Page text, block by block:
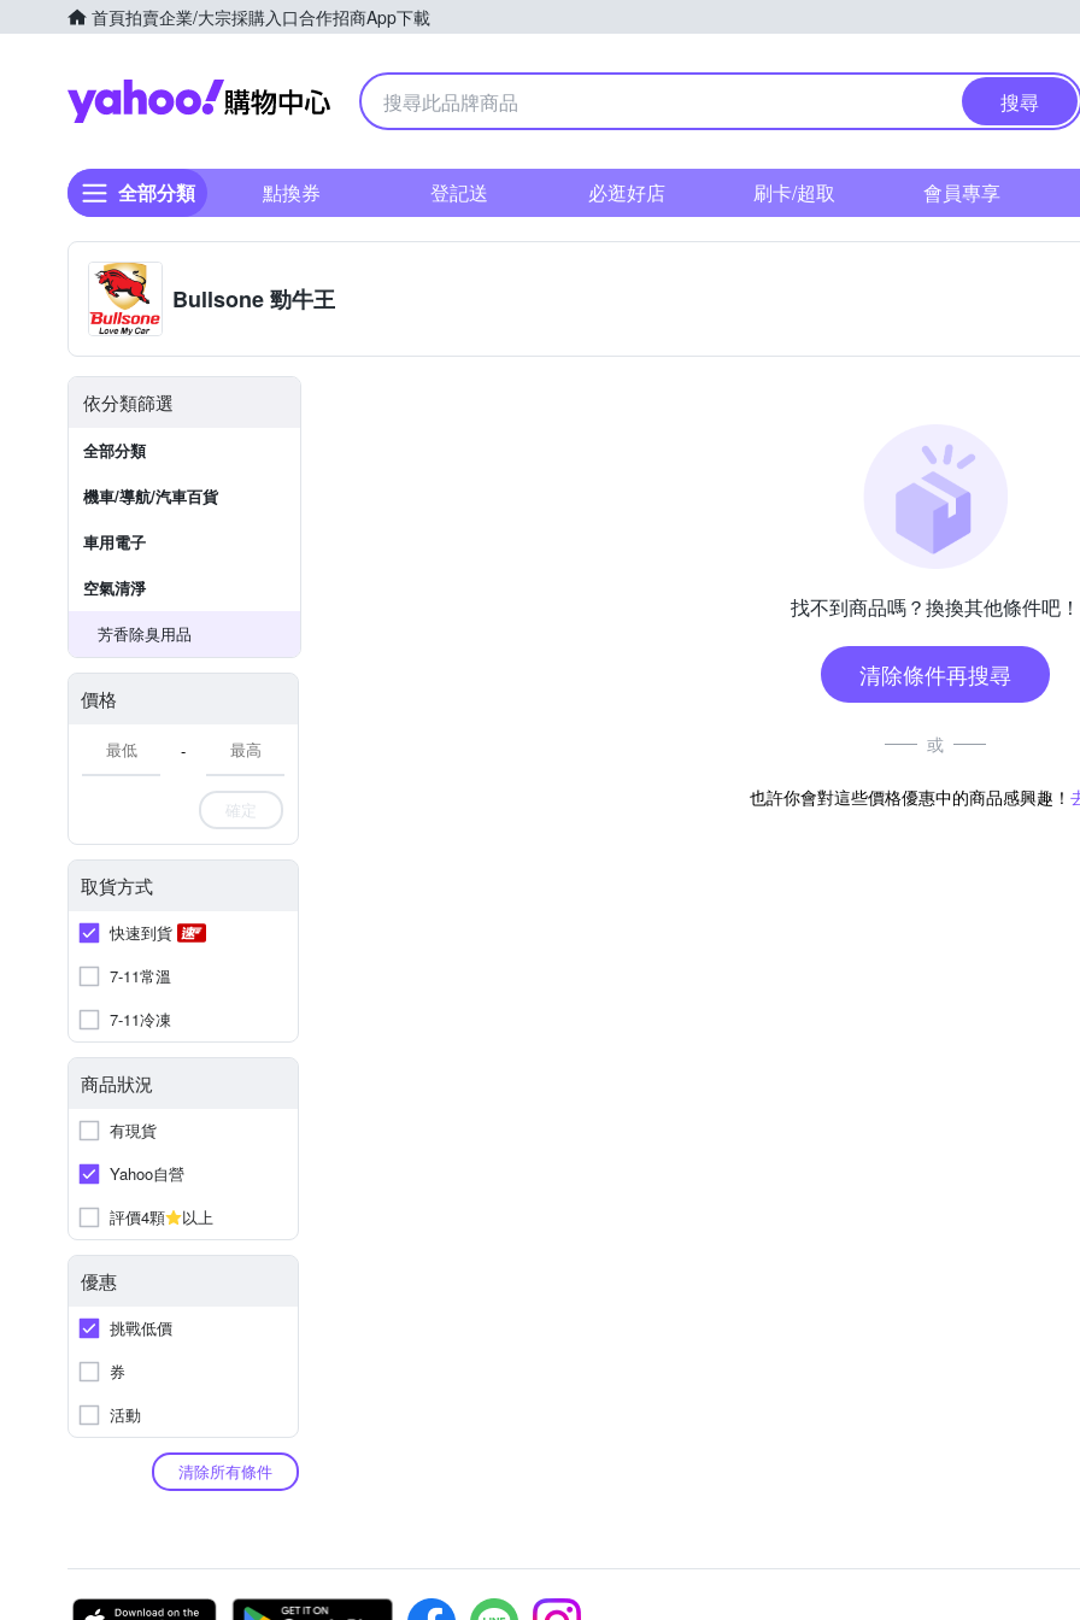
首頁拍賣企業/大宗採購入口合作招商App下載
Yahoo購物中心
搜尋
全部分類 點換券 登記送 必逛好店 刷卡/超取 會員專享
Bullsone 勁牛王
依分類篩選
全部分類
機車/導航/汽車百貨
車用電子
空氣清淨
芳香除臭用品
價格
-
確定
取貨方式
快速到貨
7-11常溫
7-11冷凍
商品狀況
有現貨
Yahoo自營
評價4顆
以上
優惠
挑戰低價
券
活動
清除所有條件
找不到商品嗎？換換其他條件吧！
清除條件再搜尋
或
也許你會對這些價格優惠中的商品感興趣！